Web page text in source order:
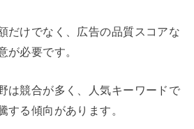
だけでなく、広告の品質スコアな
が必要です。
は競合が多く、人気キーワードで
する傾向があります。